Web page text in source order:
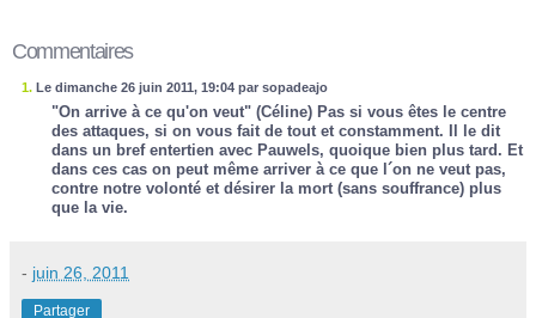
Commentaires
1. Le dimanche 26 juin 2011, 19:04 par sopadeajo
"On arrive à ce qu'on veut" (Céline) Pas si vous êtes le centre
des attaques, si on vous fait de tout et constamment. Il le dit
dans un bref entertien avec Pauwels, quoique bien plus tard. Et
dans ces cas on peut même arriver à ce que l´on ne veut pas,
contre notre volonté et désirer la mort (sans souffrance) plus
que la vie.
- juin 26, 2011
Partager